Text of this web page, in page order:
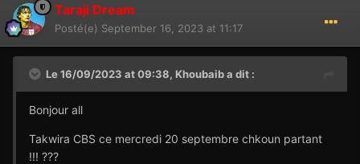
Taraji Dream
Posté(e) September 16, 2023 at 11:17
Le 16/09/2023 at 09:38, Khoubaiba dit :
Bonjour all
Takwira CBS ce mercredi 20 septembre chkoun partant
!!! ???